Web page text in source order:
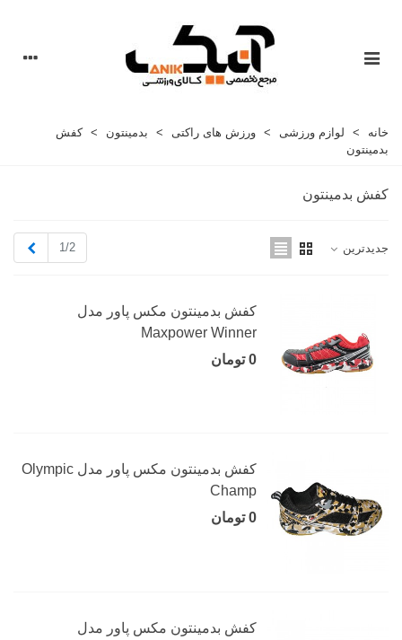
خانه > لوازم ورزشی > ورزش های راکتی > بدمینتون > کفش
بدمینتون
کفش بدمینتون
جدیدترین 1/2
کفش بدمینتون مکس پاور مدل
Maxpower Winner
0 تومان
کفش بدمینتون مکس پاور مدل Olympic
Champ
0 تومان
کفش بدمینتون مکس پاور مدل